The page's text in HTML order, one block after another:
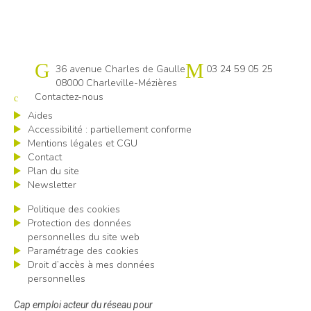
Cap emploi 08
36 avenue Charles de Gaulle
08000 Charleville-Mézières
03 24 59 05 25
Contactez-nous
Aides
Accessibilité : partiellement conforme
Mentions légales et CGU
Contact
Plan du site
Newsletter
Politique des cookies
Protection des données
personnelles du site web
Paramétrage des cookies
Droit d’accès à mes données
personnelles
Cap emploi acteur du réseau pour